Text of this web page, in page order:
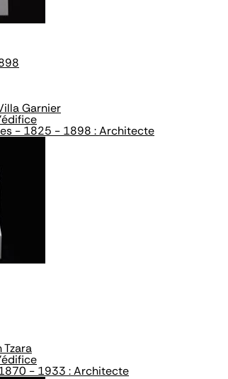
Garnier
- 1825 - 1898 : Architecte
Tzara
- 1933 : Architecte